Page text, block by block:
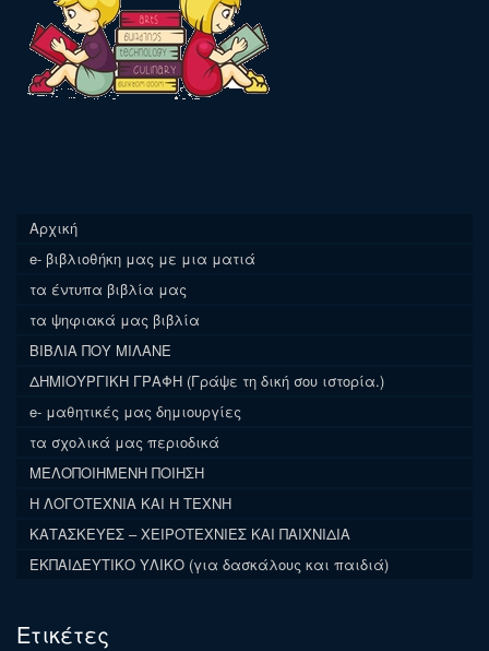
Αρχική
e- βιβλιοθήκη μας με μια ματιά
τα έντυπα βιβλία μας
τα ψηφιακά μας βιβλία
ΒΙΒΛΙΑ ΠΟΥ ΜΙΛΑΝΕ
ΔΗΜΙΟΥΡΓΙΚΗ ΓΡΑΦΗ (Γράψε τη δική σου ιστορία.)
e- μαθητικές μας δημιουργίες
τα σχολικά μας περιοδικά
ΜΕΛΟΠΟΙΗΜΕΝΗ ΠΟΙΗΣΗ
Η ΛΟΓΟΤΕΧΝΙΑ ΚΑΙ Η ΤΕΧΝΗ
ΚΑΤΑΣΚΕΥΕΣ – ΧΕΙΡΟΤΕΧΝΙΕΣ ΚΑΙ ΠΑΙΧΝΙΔΙΑ
ΕΚΠΑΙΔΕΥΤΙΚΟ ΥΛΙΚΟ (για δασκάλους και παιδιά)
Ετικέτες